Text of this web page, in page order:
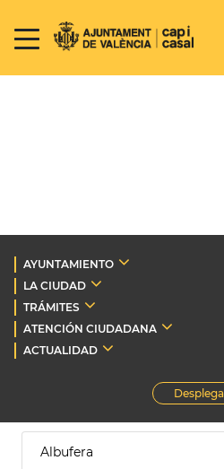
AYUNTAMIENTO
LA CIUDAD
TRÁMITES
ATENCIÓN CIUDADANA
ACTUALIDAD
Albufera